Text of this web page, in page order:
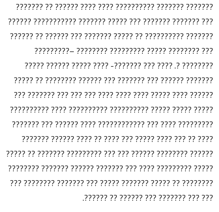
??????? ??????? ?????????? ???? ???? ?????? ?? ???????
??? ??????? ??????? ??? ????? ??????? ??????????? ??????
??????? ?????????? ?? ????? ??????? ??? ?????? ?? ??????
??? ???????? ????? ????????? ???????? –?????????
???????? ?. ???? ??? ???????- ???? ????? ?????? ?????
??????? ?????? ??? ??????? ??? ?????? ???????? ?? ?????
?????? ???? ????? ???? ???? ???? ??? ??? ??? ??????? ???
????? ????? ????? ?????????? ?????????? ???? ??????????
????????? ???? ??? ???????????? ???? ?????? ??? ???????
???? ?? ??? ???? ????? ??? ???? ?? ???? ?????? ???????
?????? ???????? ?????? ??? ??? ????????? ??????? ?? ?????
????? ????????? ???? ??? ??????? ?????? ??????? ????????
???????? ?? ????? ??????? ????? ??? ??????? ???????? ???
??? ??? ??????? ??? ?????? ?? ??????.